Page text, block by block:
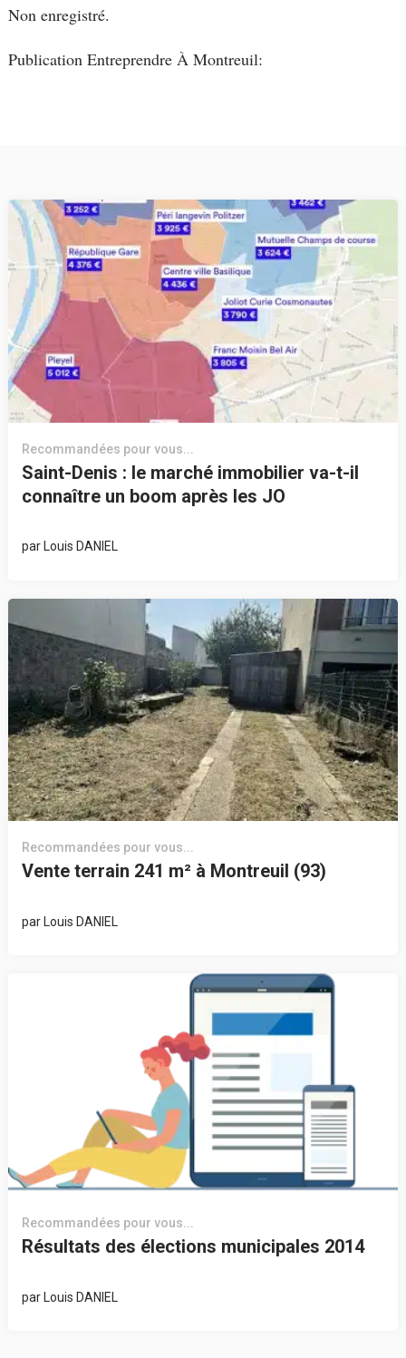
Non enregistré.
Publication Entreprendre À Montreuil:
Recommandées pour vous...
Saint-Denis : le marché immobilier va-t-il
connaître un boom après les JO
par Louis DANIEL
Recommandées pour vous...
Vente terrain 241 m² à Montreuil (93)
par Louis DANIEL
Recommandées pour vous...
Résultats des élections municipales 2014
par Louis DANIEL